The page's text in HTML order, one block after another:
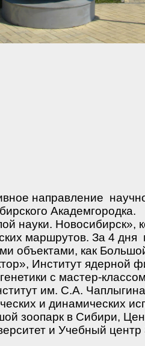
направление
Академгородка.
науки. Новосибирск»,
маршрутов. За 4 дня
объектами, как
Институт ядерной
генетики с мастер-
им. С.А.
и динамических
зоопарк в Сибири,
и Учебный